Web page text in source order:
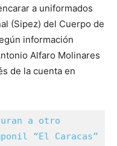
a uniformados
(Sipez) del Cuerpo de
información
Alfaro Molinares
de la cuenta en
a otro
“El Caracas”